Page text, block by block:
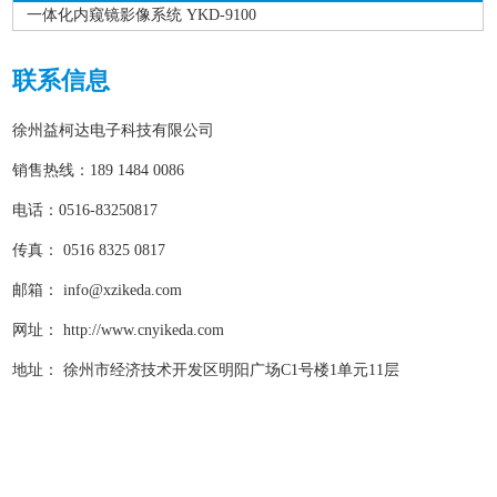
一体化内窥镜影像系统 YKD-9100
联系信息
徐州益柯达电子科技有限公司
销售热线：189 1484 0086
电话：0516-83250817
传真： 0516 8325 0817
邮箱：info@xzikeda.com
网址： http://www.cnyikeda.com
地址： 徐州市经济技术开发区明阳广场C1号楼1单元11层